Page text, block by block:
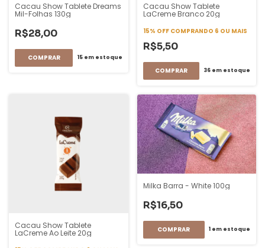
Cacau Show Tablete Dreams
Mil-Folhas 130g
R$28,00
15em estoque
Cacau Show Tablete
LaCreme Branco 20g
15% OFF COMPRANDO 6 OU MAIS
R$5,50
36 em estoque
Cacau Show Tablete
LaCreme Ao Leite 20g
Milka Barra - White 100g
R$16,50
1 em estoque